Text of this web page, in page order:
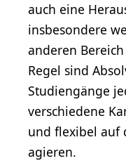
auch eine
insbesondere
anderen
Regel sind
Studiengänge
verschiedene
und flexibel auf
agieren.